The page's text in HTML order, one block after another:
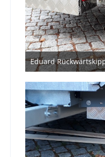
20. Dezember 2020